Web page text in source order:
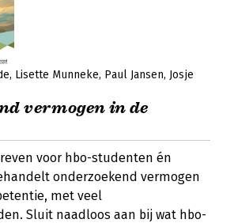
Lisette Munneke Paul Jansen Josje
vermogen in de
voor hbo-studenten én
onderzoekend vermogen
met veel
Sluit naadloos aan bij wat hbo-